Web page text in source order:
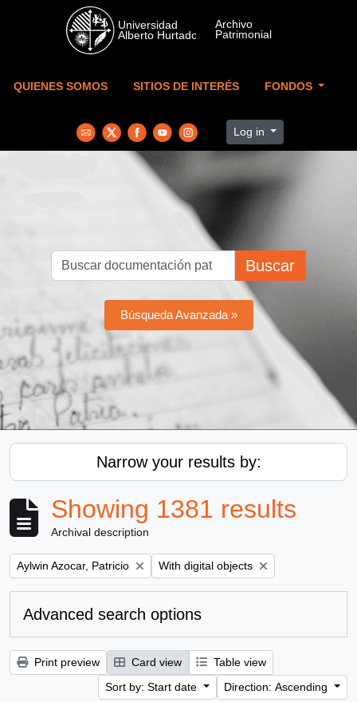
Skip to main content
QUIENES SOMOS SITIOS DE INTERÉS FONDOS
Log in
Buscar
Búsqueda Avanzada »
Narrow your results by:
Showing 1381 results
Archival description
Remove filter:
Aylwin Azocar, Patricio Remove filter:
With digital objects
Advanced search options
Print preview Card view
Table view
Sort by: Start date
Direction: Ascending